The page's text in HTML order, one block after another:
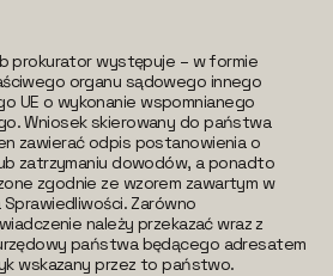
prokurator występuje – w formie
organu sądowego innego
UE o wykonanie wspomnianego
Wniosek skierowany do państwa
zawierać odpis postanowienia o
zatrzymaniu dowodów, a ponadto
zgodnie ze wzorem zawartym w
Zarówno
należy przekazać wraz z
państwa będącego adresatem
wskazany przez to państwo.